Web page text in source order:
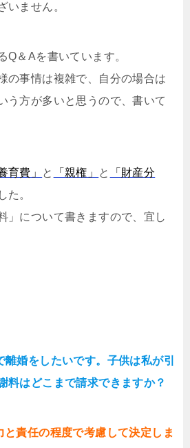
いません。
Q＆Aを書いています。
の事情は複雑で、自分の場合は
う方が多いと思うので、書いて
育費」 と 「親権」 と
「財産分
た。
」について書きますので、宜し
婚をしたいです。子供は私が引
料はどこまで請求できますか？
責任の程度で考慮して決定しま